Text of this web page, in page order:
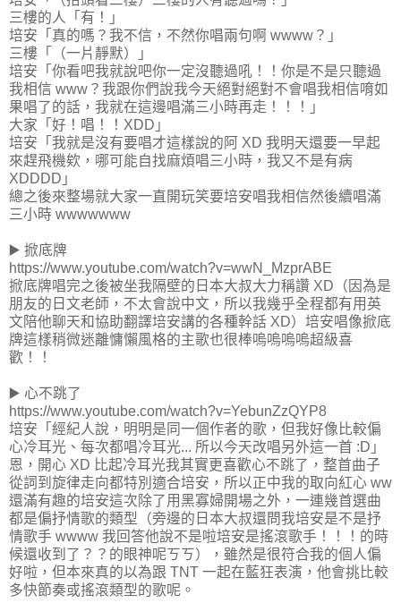
三樓的人「有！」
培安「真的嗎？我不信，不然你唱兩句啊 wwww？」
三樓「（一片靜默）」
培安「你看吧我就說吧你一定沒聽過吼！！你是不是只聽過
我相信 www？我跟你們說我今天絕對絕對不會唱我相信唷如
果唱了的話，我就在這邊唱滿三小時再走！！！」
大家「好！唱！！XDD」
培安「我就是沒有要唱才這樣說的阿 XD 我明天還要一早起
來趕飛機欸，哪可能自找麻煩唱三小時，我又不是有病
XDDDD」
總之後來整場就大家一直開玩笑要培安唱我相信然後續唱滿
三小時 wwwwwww
▶️ 掀底牌
https://www.youtube.com/watch?v=wwN_MzprABE
掀底牌唱完之後被坐我隔壁的日本大叔大力稱讚 XD（因為是
朋友的日文老師，不太會說中文，所以我幾乎全程都有用英
文陪他聊天和協助翻譯培安講的各種幹話 XD）培安唱像掀底
牌這樣稍微迷離慵懶風格的主歌也很棒嗚嗚嗚嗚超級喜
歡！！
▶️ 心不跳了
https://www.youtube.com/watch?v=YebunZzQYP8
培安「經紀人說，明明是同一個作者的歌，但我好像比較偏
心冷耳光、每次都唱冷耳光... 所以今天改唱另外這一首 :D」
恩，開心 XD 比起冷耳光我其實更喜歡心不跳了，整首曲子
從詞到旋律走向都特別適合培安，所以正中我的取向紅心 ww
還滿有趣的培安這次除了用黑寡婦開場之外，一連幾首選曲
都是偏抒情歌的類型（旁邊的日本大叔還問我培安是不是抒
情歌手 wwww 我回答他說不是啦培安是搖滾歌手！！！的時
候還收到了？？的眼神呢ㄎㄎ），雖然是很符合我的個人偏
好啦，但本來真的以為跟 TNT 一起在藍狂表演，他會挑比較
多快節奏或搖滾類型的歌呢。